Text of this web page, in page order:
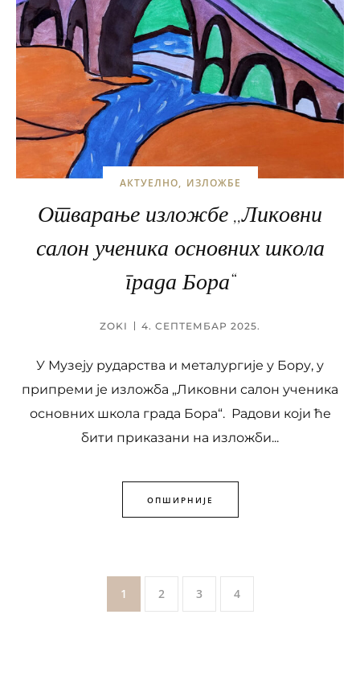
АКТУЕЛНО ИЗЛОЖБЕ
Отварање изложбе ,,Ликовни
салон ученика основних школа
града Бора“
ZOKI 4. СЕПТЕМБАР 2025.
У Музеју рударства и металургије у Бору, у
припреми је изложба „Ликовни салон ученика
основних школа града Бора“. Радови који ће
бити приказани на изложби...
ОПШИРНИЈЕ
1 2 3 4